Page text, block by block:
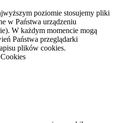
poziomie stosujemy pliki
w Państwa urządzeniu
W każdym momencie mogą
Państwa przeglądarki
plików cookies.